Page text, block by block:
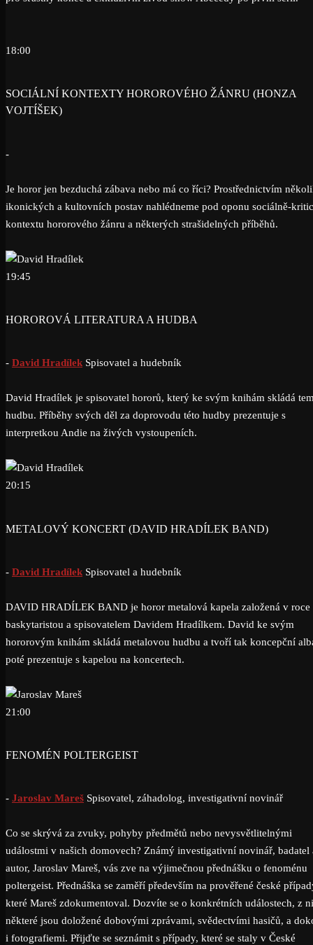
18:00
SOCIÁLNÍ KONTEXTY HOROROVÉHO ŽÁNRU (HONZA
VOJTÍŠEK)
-
Je horor jen bezduchá zábava nebo má co říci? Prostřednictvím
ikonických a kultovních postav nahlédneme pod oponu sociálně-
kontextu hororového žánru a některých strašidelných příběhů.
19:45
HOROROVÁ LITERATURA A HUDBA
- David HradílekSpisovatel a hudebník
David Hradílek je spisovatel hororů, který ke svým knihám skládá
hudbu. Příběhy svých děl za doprovodu této hudby prezentuje s
interpretkou Andie na živých vystoupeních.
20:15
METALOVÝ KONCERT (DAVID HRADÍLEK BAND)
- David Hradílek Spisovatel a hudebník
DAVID HRADÍLEK BAND je horor metalová kapela založená v roce
baskytaristou a spisovatelem Davidem Hradílkem. David ke svým
hororovým knihám skládá metalovou hudbu a tvoří tak koncepční
poté prezentuje s kapelou na koncertech.
21:00
FENOMÉN POLTERGEIST
- Jaroslav Mareš Spisovatel, záhadolog, investigativní novinář
Co se skrývá za zvuky, pohyby předmětů nebo nevysvětlitelnými
událostmi v našich domovech? Známý investigativní novinář, badatel
autor, Jaroslav Mareš, vás zve na výjimečnou přednášku o fenoménu
poltergeist. Přednáška se zaměří především na prověřené české
které Mareš zdokumentoval. Dozvíte se o konkrétních událostech, z
některé jsou doložené dobovými zprávami, svědectvími hasičů, a
i fotografiemi. Přijďte se seznámit s případy, které se staly v České